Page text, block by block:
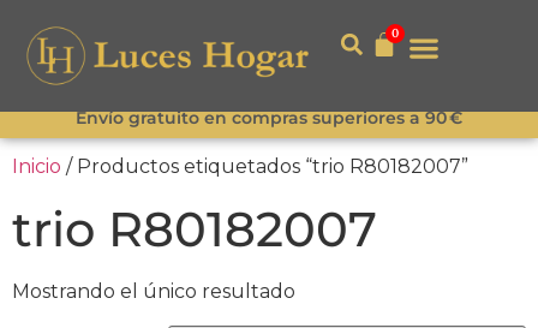
0
Envío gratuito en compras superiores a 90 €
Inicio / Productos etiquetados “trio R80182007”
trio R80182007
Mostrando el único resultado